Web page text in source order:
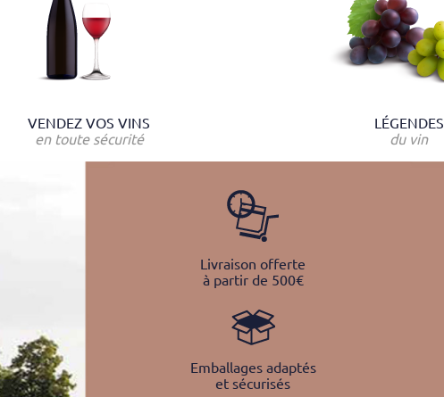
VENDEZ VOS VINS
en toute sécurité
LÉGENDES
du vin
Livraison offerte
à partir de 500€
Emballages adaptés
et sécurisés